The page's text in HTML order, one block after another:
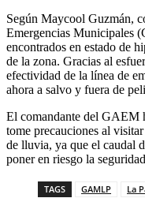
Según Maycool Guzmán,
Emergencias Municipales
encontrados en estado de
de la zona. Gracias al
efectividad de la línea de
ahora a salvo y fuera de
El comandante del GAEM
tome precauciones al
de lluvia, ya que el caudal
poner en riesgo la
TAGS GAMLP La